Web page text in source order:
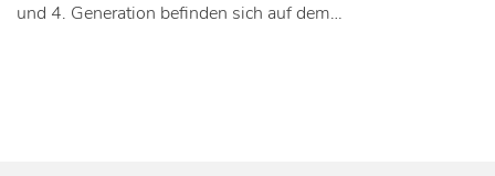
und 4. Generation befinden sich auf dem…